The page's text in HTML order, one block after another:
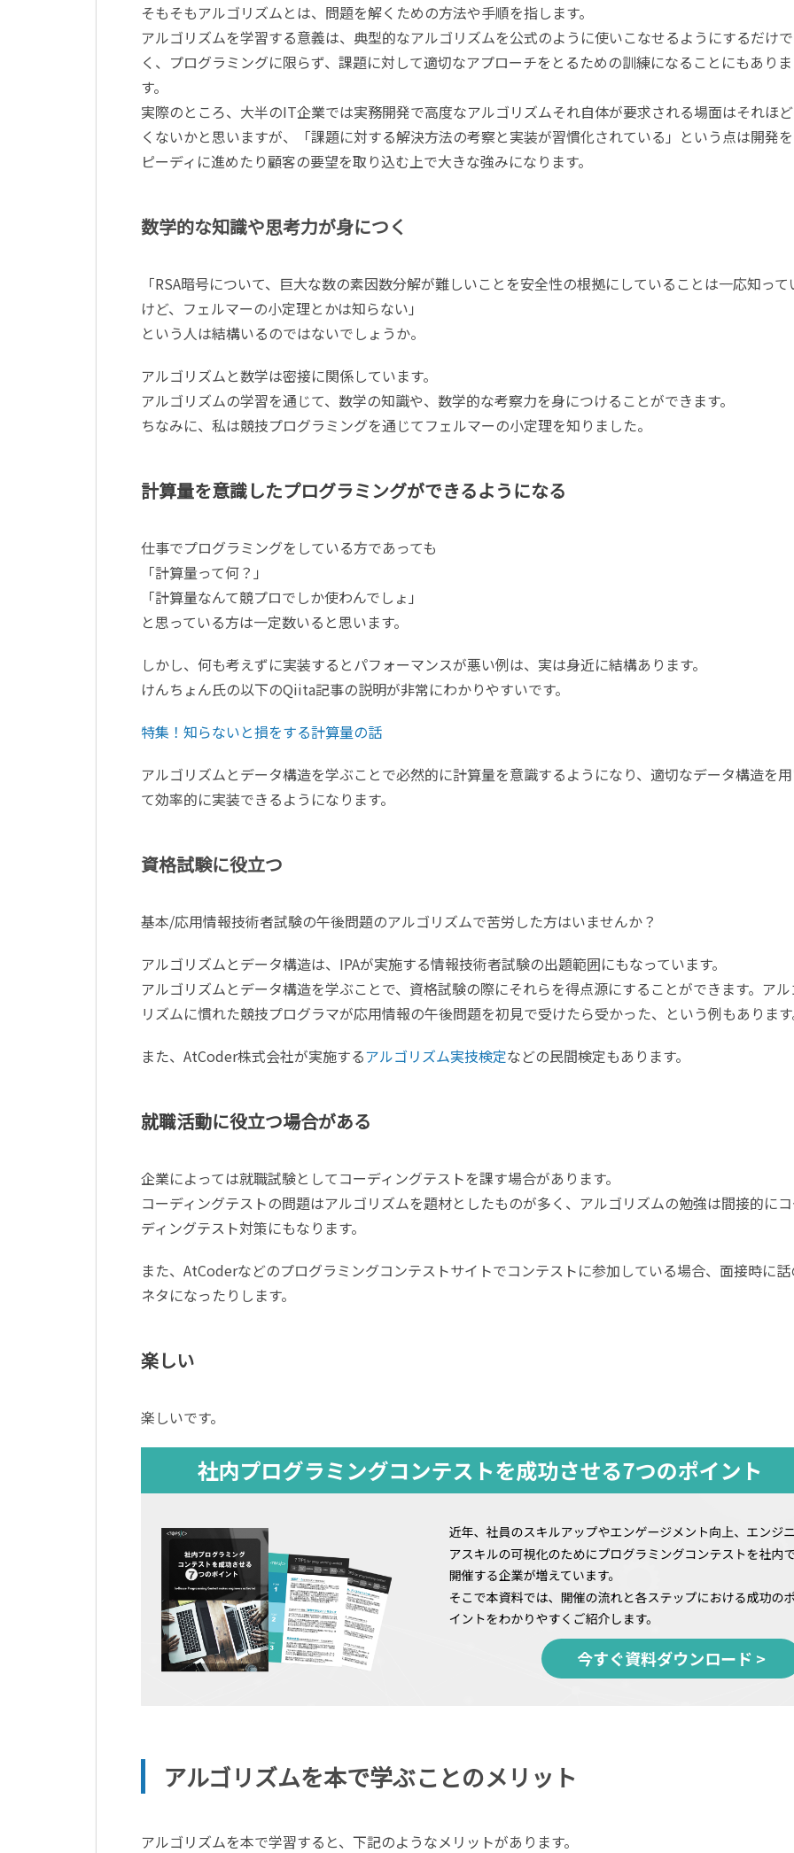
そもそもアルゴリズムとは、問題を解くための方法や手順を指します。
アルゴリズムを学習する意義は、典型的なアルゴリズムを公式のように使いこなせるようにするだけ
く、プログラミングに限らず、課題に対して適切なアプローチをとるための訓練になることにもありま
す。
実際のところ、大半のIT企業では実務開発で高度なアルゴリズムそれ自体が要求される場面はそれほ
くないかと思いますが、「課題に対する解決方法の考察と実装が習慣化されている」という点は開発
ピーディに進めたり顧客の要望を取り込む上で大きな強みになります。
数学的な知識や思考力が身につく
「RSA暗号について、巨大な数の素因数分解が難しいことを安全性の根拠にしていることは一応知って
けど、フェルマーの小定理とかは知らない」
という人は結構いるのではないでしょうか。
アルゴリズムと数学は密接に関係しています。
アルゴリズムの学習を通じて、数学の知識や、数学的な考察力を身につけることができます。
ちなみに、私は競技プログラミングを通じてフェルマーの小定理を知りました。
計算量を意識したプログラミングができるようになる
仕事でプログラミングをしている方であっても
「計算量って何？」
「計算量なんて競プロでしか使わんでしょ」
と思っている方は一定数いると思います。
しかし、何も考えずに実装するとパフォーマンスが悪い例は、実は身近に結構あります。
けんちょん氏の以下のQiita記事の説明が非常にわかりやすいです。
特集！知らないと損をする計算量の話
アルゴリズムとデータ構造を学ぶことで必然的に計算量を意識するようになり、適切なデータ構造を
て効率的に実装できるようになります。
資格試験に役立つ
基本/応用情報技術者試験の午後問題のアルゴリズムで苦労した方はいませんか？
アルゴリズムとデータ構造は、IPAが実施する情報技術者試験の出題範囲にもなっています。
アルゴリズムとデータ構造を学ぶことで、資格試験の際にそれらを得点源にすることができます。ア
リズムに慣れた競技プログラマが応用情報の午後問題を初見で受けたら受かった、という例もありま
また、AtCoder株式会社が実施するアルゴリズム実技検定などの民間検定もあります。
就職活動に役立つ場合がある
企業によっては就職試験としてコーディングテストを課す場合があります。
コーディングテストの問題はアルゴリズムを題材としたものが多く、アルゴリズムの勉強は間接的に
ディングテスト対策にもなります。
また、AtCoderなどのプログラミングコンテストサイトでコンテストに参加している場合、面接時に
ネタになったりします。
楽しい
楽しいです。
アルゴリズムを本で学ぶことのメリット
アルゴリズムを本で学習すると、下記のようなメリットがあります。